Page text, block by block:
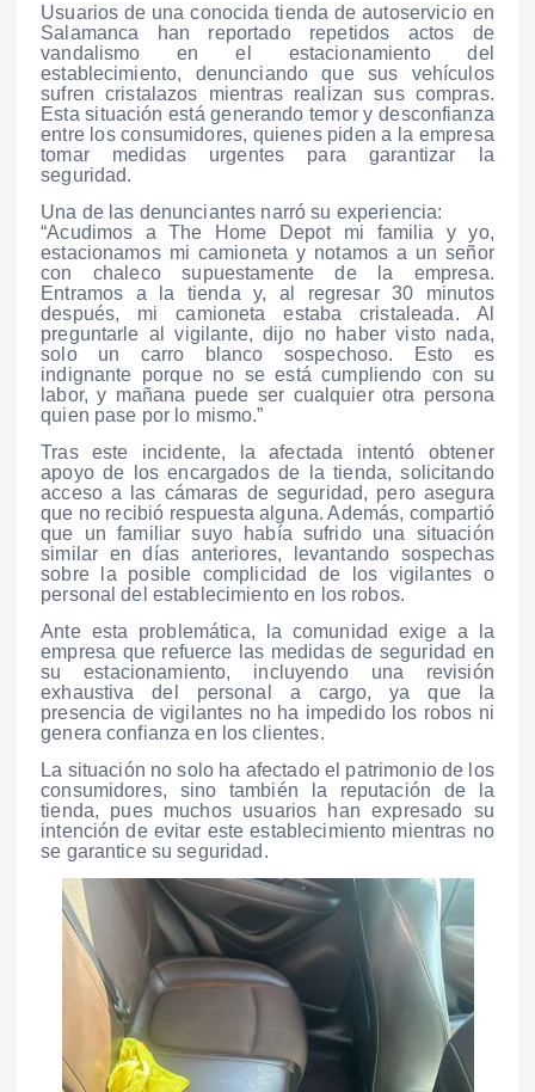
Usuarios de una conocida tienda de autoservicio en
Salamanca han reportado repetidos actos de
vandalismo en el estacionamiento del
establecimiento, denunciando que sus vehículos
sufren cristalazos mientras realizan sus compras.
Esta situación está generando temor y desconfianza
entre los consumidores, quienes piden a la empresa
tomar medidas urgentes para garantizar la
seguridad.
Una de las denunciantes narró su experiencia:
“Acudimos a The Home Depot mi familia y yo,
estacionamos mi camioneta y notamos a un señor
con chaleco supuestamente de la empresa.
Entramos a la tienda y, al regresar 30 minutos
después, mi camioneta estaba cristaleada. Al
preguntarle al vigilante, dijo no haber visto nada,
solo un carro blanco sospechoso. Esto es
indignante porque no se está cumpliendo con su
labor, y mañana puede ser cualquier otra persona
quien pase por lo mismo.”
Tras este incidente, la afectada intentó obtener
apoyo de los encargados de la tienda, solicitando
acceso a las cámaras de seguridad, pero asegura
que no recibió respuesta alguna. Además, compartió
que un familiar suyo había sufrido una situación
similar en días anteriores, levantando sospechas
sobre la posible complicidad de los vigilantes o
personal del establecimiento en los robos.
Ante esta problemática, la comunidad exige a la
empresa que refuerce las medidas de seguridad en
su estacionamiento, incluyendo una revisión
exhaustiva del personal a cargo, ya que la
presencia de vigilantes no ha impedido los robos ni
genera confianza en los clientes.
La situación no solo ha afectado el patrimonio de los
consumidores, sino también la reputación de la
tienda, pues muchos usuarios han expresado su
intención de evitar este establecimiento mientras no
se garantice su seguridad.